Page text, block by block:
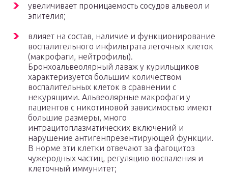
увеличивает проницаемость сосудов альвеол и
эпителия;
влияет на состав, наличие и функционирование
воспалительного инфильтрата легочных клеток
(макрофаги, нейтрофилы).
Бронхоальвеолярный лаваж у курильщиков
характеризуется большим количеством
воспалительных клеток в сравнении с
некурящими. Альвеолярные макрофаги у
пациентов с никотиновой зависимостью имеют
большие размеры, много
интрацитоплазматических включений и
нарушение антигенпрезентирующей функции.
В норме эти клетки отвечают за фагоцитоз
чужеродных частиц, регуляцию воспаления и
клеточный иммунитет;